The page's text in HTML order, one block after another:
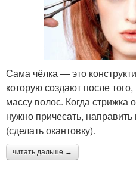
Сама чёлка — это
которую создают после
массу волос. Когда стрижка
нужно причесать,
(сделать окантовку).
читать дальше →